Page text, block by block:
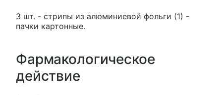
3 шт. - стрипы из алюминиевой фольги (1) -
пачки картонные.
Фармакологическое
действие